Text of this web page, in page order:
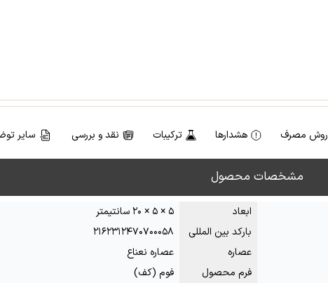
روش مصرف هشدارها ترکیبات نقد و بررسی سایر
مشخصات محصول
ابعاد
۵ × ۵ × ۲۰ سانتیمتر
بارکد بین المللی
۲۱۶۲۳۱۲۴۷۰۷۰۰۰۵۸
عصاره
عصاره نعناع
فرم محصول
فوم (کف)